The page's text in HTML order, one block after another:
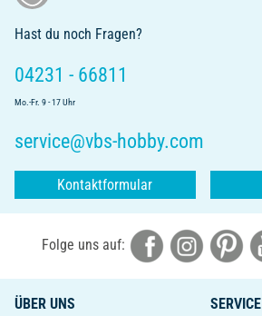
Hast du noch Fragen?
04231 - 66811
Mo.-Fr. 9 - 17 Uhr
service@vbs-hobby.com
Kontaktformular
Folge uns auf:
ÜBER UNS
SERVICE